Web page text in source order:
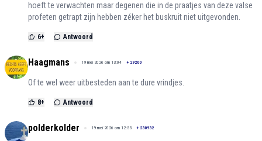
hoeft te verwachten maar degenen die in de praatjes van deze valse
profeten getrapt zijn hebben zéker het buskruit niet uitgevonden.
6+ Antwoord
Haagmans 19 mei 2026 om 13:04 + 29200
Of te wel weer uitbesteden aan te dure vrindjes.
8+ Antwoord
polderkolder 19 mei 2026 om 12:55 + 230932